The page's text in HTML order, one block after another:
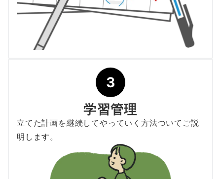
3
学習管理
立てた計画を継続してやっていく方法ついてご説
明します。